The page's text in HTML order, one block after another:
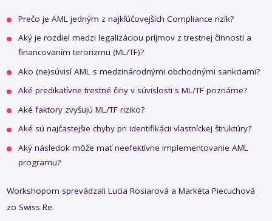
Prečo je AML jedným z najkľúčovejších Compliance rizík?
Aký je rozdiel medzi legalizáciou príjmov z trestnej činnosti a
financovaním terorizmu (ML/TF)?
Ako (ne)súvisí AML s medzinárodnými obchodnými sankciami?
Aké predikatívne trestné činy v súvislosti s ML/TF poznáme?
Aké faktory zvyšujú ML/TF riziko?
Aké sú najčastejšie chyby pri identifikácii vlastníckej štruktúry?
Aký následok môže mať neefektívne implementovanie AML
programu?
Workshopom sprevádzali Lucia Rosiarová a Markéta Piecuchová
zo Swiss Re.